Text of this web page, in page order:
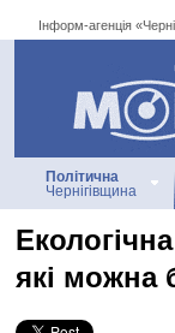
Інформ-агенція
Інформ-
Політична
Чернігівщина
які можна